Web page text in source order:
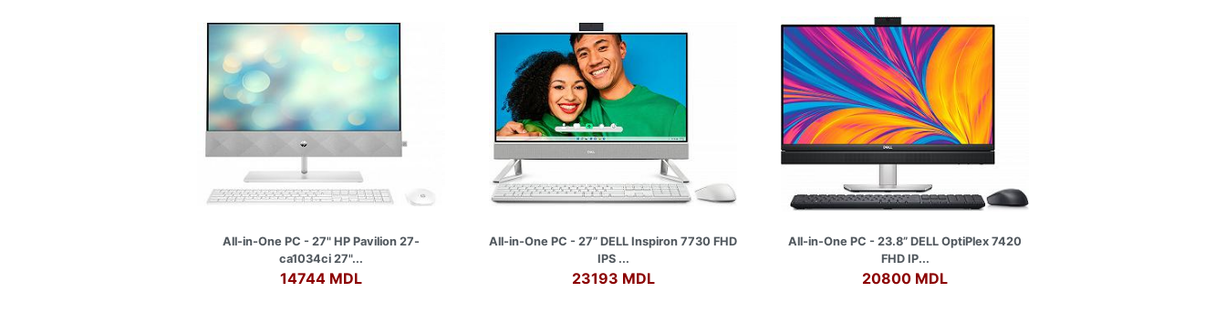
All-in-One PC - 27" HP Pavilion 27-
ca1034ci 27"...
14744 MDL
All-in-One PC - 27” DELL Inspiron 7730 FHD
IPS ...
23193 MDL
All-in-One PC - 23.8” DELL OptiPlex 7420
FHD IP...
20800 MDL